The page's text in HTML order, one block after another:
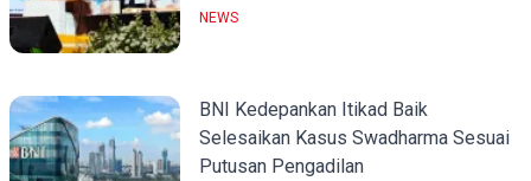
NEWS
BNI Kedepankan Itikad Baik
Selesaikan Kasus Swadharma Sesuai
Putusan Pengadilan